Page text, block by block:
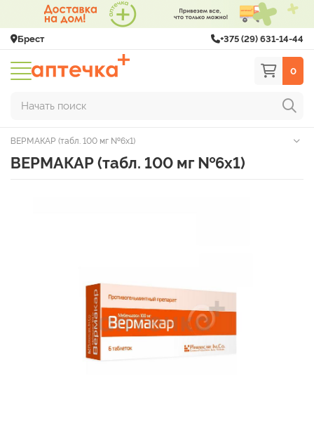
Брест +375 (29) 631-14-44
0
Начать поиск
ВЕРМАКАР (табл. 100 мг №6х1)
ВЕРМАКАР (табл. 100 мг №6х1)